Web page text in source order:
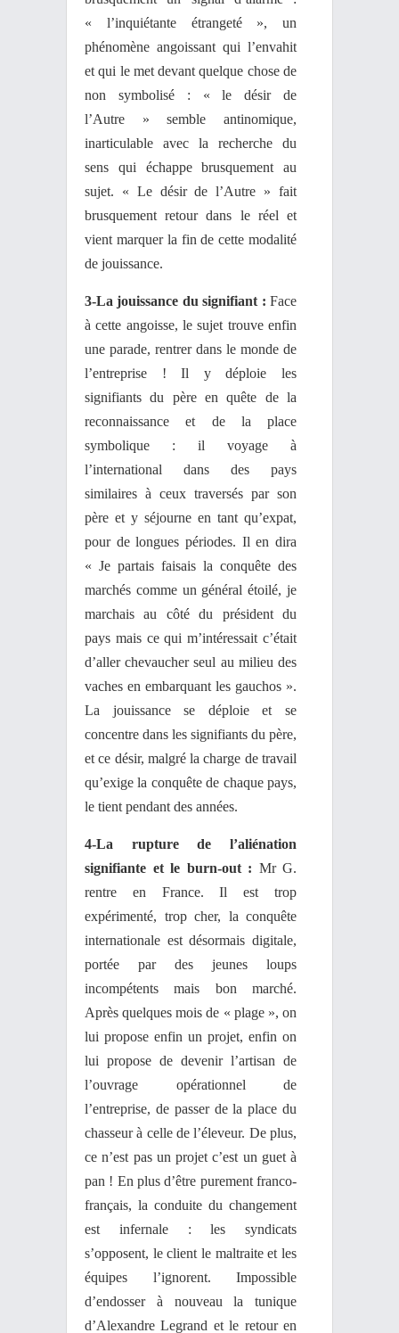
« l’inquiétante étrangeté », un
phénomène angoissant qui l’envahit
et qui le met devant quelque chose de
non symbolisé : « le désir de
l’Autre » semble antinomique,
inarticulable avec la recherche du
sens qui échappe brusquement au
sujet. « Le désir de l’Autre » fait
brusquement retour dans le réel et
vient marquer la fin de cette modalité
de jouissance.
3-La jouissance du signifiant : Face
à cette angoisse, le sujet trouve enfin
une parade, rentrer dans le monde de
l’entreprise ! Il y déploie les
signifiants du père en quête de la
reconnaissance et de la place
symbolique : il voyage à
l’international dans des pays
similaires à ceux traversés par son
père et y séjourne en tant qu’expat,
pour de longues périodes. Il en dira
« Je partais faisais la conquête des
marchés comme un général étoilé, je
marchais au côté du président du
pays mais ce qui m’intéressait c’était
d’aller chevaucher seul au milieu des
vaches en embarquant les gauchos ».
La jouissance se déploie et se
concentre dans les signifiants du père,
et ce désir, malgré la charge de travail
qu’exige la conquête de chaque pays,
le tient pendant des années.
4-La rupture de l’aliénation
signifiante et le burn-out : Mr G.
rentre en France. Il est trop
expérimenté, trop cher, la conquête
internationale est désormais digitale,
portée par des jeunes loups
incompétents mais bon marché.
Après quelques mois de « plage », on
lui propose enfin un projet, enfin on
lui propose de devenir l’artisan de
l’ouvrage opérationnel de
l’entreprise, de passer de la place du
chasseur à celle de l’éleveur. De plus,
ce n’est pas un projet c’est un guet à
pan ! En plus d’être purement franco-
français, la conduite du changement
est infernale : les syndicats
s’opposent, le client le maltraite et les
équipes l’ignorent. Impossible
d’endosser à nouveau la tunique
d’Alexandre Legrand et le retour en